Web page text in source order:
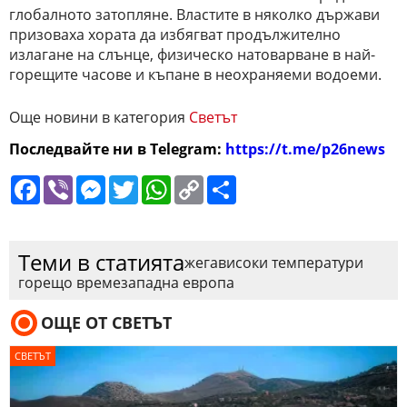
глобалното затопляне. Властите в няколко държави
призоваха хората да избягват продължително
излагане на слънце, физическо натоварване в най-
горещите часове и къпане в неохраняеми водоеми.
Още новини в категория Светът
Последвайте ни в Telegram: https://t.me/p26news
Facebook
ViberMessenger
TwitterWhatsApp
Copy
Link
Теми в статиятажегависоки температури
горещо времезападна европа
ОЩЕ ОТ СВЕТЪТ
СВЕТЪТ